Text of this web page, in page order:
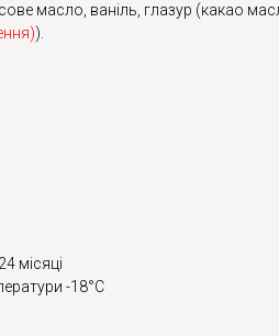
масло, ваніль, глазур (какао
).
24 місяці
-18°С